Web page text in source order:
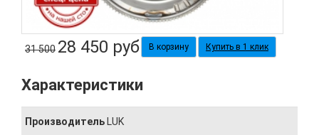
31 500 28 450 руб Купить в 1 клик
Характеристики
Производитель LUK